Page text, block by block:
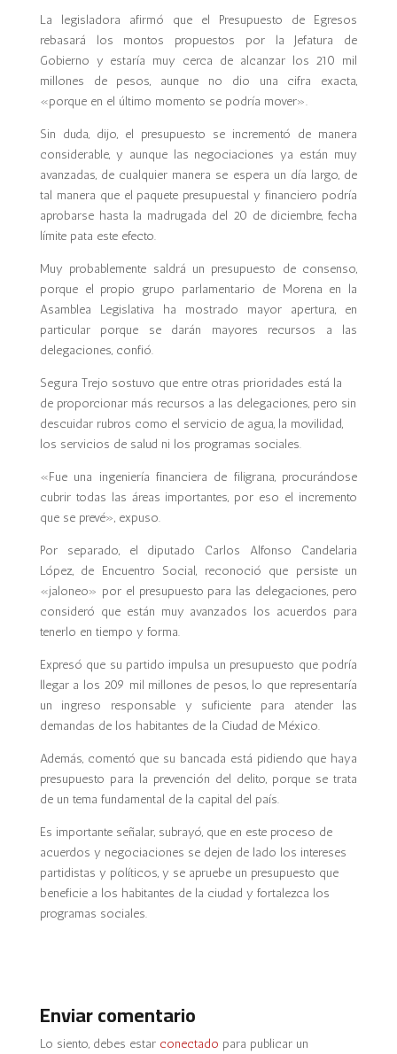
La legisladora afirmó que el Presupuesto de Egresos
rebasará los montos propuestos por la Jefatura de
Gobierno y estaría muy cerca de alcanzar los 210 mil
millones de pesos, aunque no dio una cifra exacta,
«porque en el último momento se podría mover».
Sin duda, dijo, el presupuesto se incrementó de manera
considerable, y aunque las negociaciones ya están muy
avanzadas, de cualquier manera se espera un día largo, de
tal manera que el paquete presupuestal y financiero podría
aprobarse hasta la madrugada del 20 de diciembre, fecha
límite pata este efecto.
Muy probablemente saldrá un presupuesto de consenso,
porque el propio grupo parlamentario de Morena en la
Asamblea Legislativa ha mostrado mayor apertura, en
particular porque se darán mayores recursos a las
delegaciones, confió.
Segura Trejo sostuvo que entre otras prioridades está la
de proporcionar más recursos a las delegaciones, pero sin
descuidar rubros como el servicio de agua, la movilidad,
los servicios de salud ni los programas sociales.
«Fue una ingeniería financiera de filigrana, procurándose
cubrir todas las áreas importantes, por eso el incremento
que se prevé», expuso.
Por separado, el diputado Carlos Alfonso Candelaria
López, de Encuentro Social, reconoció que persiste un
«jaloneo» por el presupuesto para las delegaciones, pero
consideró que están muy avanzados los acuerdos para
tenerlo en tiempo y forma.
Expresó que su partido impulsa un presupuesto que podría
llegar a los 209 mil millones de pesos, lo que representaría
un ingreso responsable y suficiente para atender las
demandas de los habitantes de la Ciudad de México.
Además, comentó que su bancada está pidiendo que haya
presupuesto para la prevención del delito, porque se trata
de un tema fundamental de la capital del país.
Es importante señalar, subrayó, que en este proceso de
acuerdos y negociaciones se dejen de lado los intereses
partidistas y políticos, y se apruebe un presupuesto que
beneficie a los habitantes de la ciudad y fortalezca los
programas sociales.
Enviar comentario
Lo siento, debes estar conectado para publicar un